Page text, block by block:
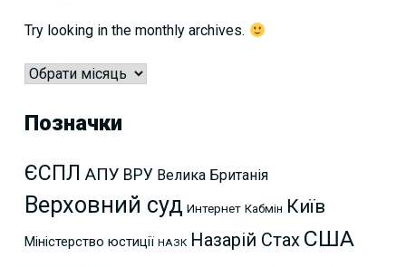
Try looking in the monthly archives.
Архіви
Позначки
ЄСПЛ АПУ ВРУ Велика Британія
Верховний суд Интернет Кабмін Київ
Міністерство юстиції НАЗК Назарій Стах США